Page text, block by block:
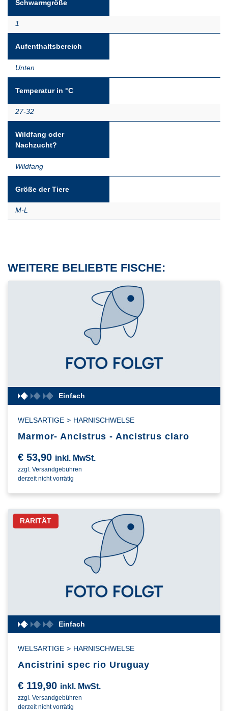
Schwarmgröße
1
Aufenthaltsbereich
Unten
Temperatur in °C
27-32
Wildfang oder
Nachzucht?
Wildfang
Größe der Tiere
M-L
WEITERE BELIEBTE FISCHE:
Einfach
WELSARTIGE > HARNISCHWELSE
Marmor- Ancistrus - Ancistrus claro
€ 53,90 inkl. MwSt.
zzgl. Versandgebühren
derzeit nicht vorrätig
RARITÄT
Einfach
WELSARTIGE > HARNISCHWELSE
Ancistrini spec rio Uruguay
€ 119,90 inkl. MwSt.
zzgl. Versandgebühren
derzeit nicht vorrätig